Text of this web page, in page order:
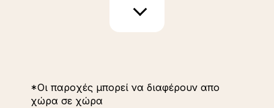
*Oι παροχές μπορεί να διαφέρουν απο
χώρα σε χώρα